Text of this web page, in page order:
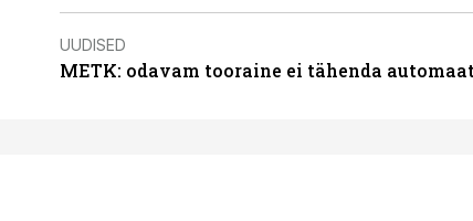
UUDISED
METK: odavam tooraine ei tähenda